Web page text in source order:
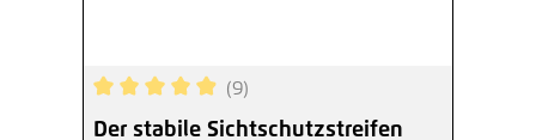
Durchschnittliche Bewertung von 4.89 von 5
(9)
Der stabile Sichtschutzstreifen